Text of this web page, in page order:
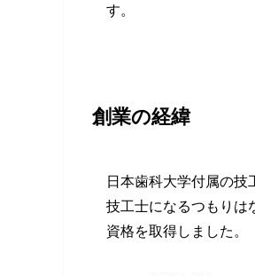
す。
創業の経緯
日本歯科大学付属の
技工士になるつもりは
資格を取得しました。